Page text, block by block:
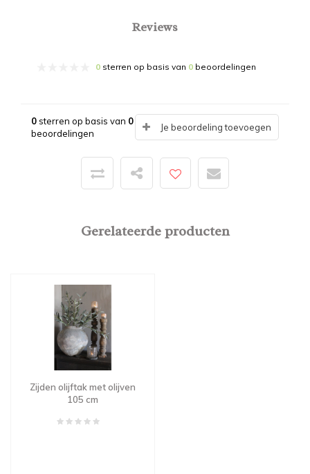
Reviews
0 sterren op basis van 0 beoordelingen
0sterren op basis van 0
beoordelingen
Je beoordeling toevoegen
Gerelateerde producten
Zijden olijftak met olijven
105 cm